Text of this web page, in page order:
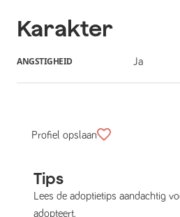
Karakter
ANGSTIGHEID Ja
Profiel opslaan
Tips
Lees de adoptietips aandachtig
adopteert.